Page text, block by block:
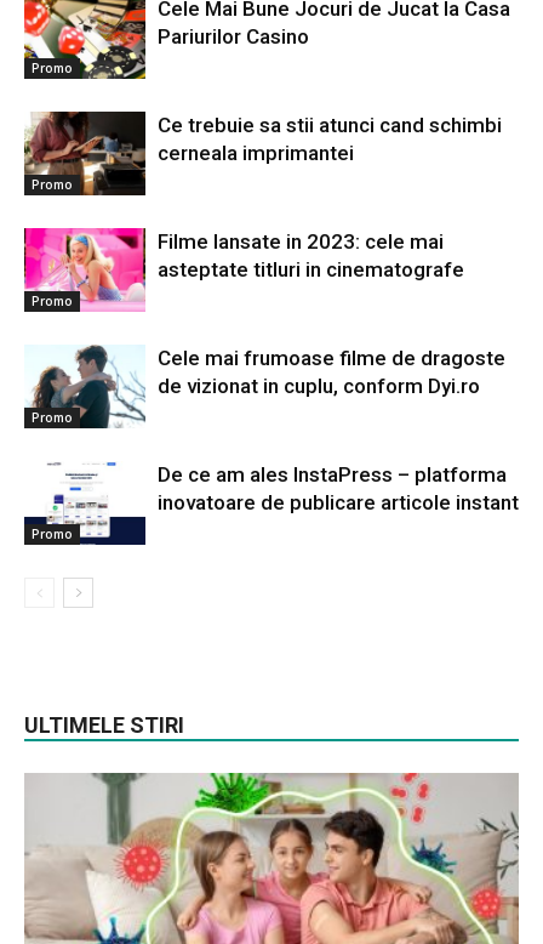
Promo
Cele Mai Bune Jocuri de Jucat la Casa
Pariurilor Casino
Promo
Ce trebuie sa stii atunci cand schimbi
cerneala imprimantei
Promo
Filme lansate in 2023: cele mai
asteptate titluri in cinematografe
Promo
Cele mai frumoase filme de dragoste
de vizionat in cuplu, conform Dyi.ro
Promo
De ce am ales InstaPress – platforma
inovatoare de publicare articole instant
ULTIMELE STIRI